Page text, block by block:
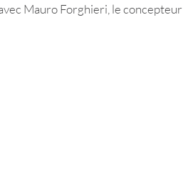
Mauro Forghieri, le